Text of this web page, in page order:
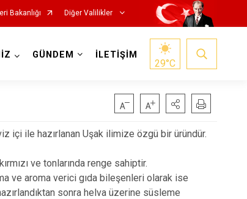
Bakanlığı Diğer Valilikler
GÜNDEM İLETİŞİM
29°C
içi ile hazırlanan Uşak ilimize özgü bir üründür.
ve tonlarında renge sahiptir.
ve aroma verici gıda bileşenleri olarak ise
sonra helva üzerine süsleme